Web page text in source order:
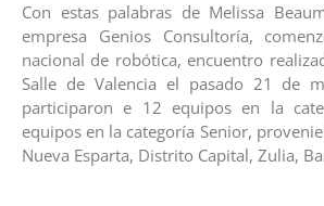
Con estas palabras de Melissa
empresa Genios Consultoría,
nacional de robótica, encuentro
Salle de Valencia el pasado 21 de
participaron e 12 equipos en la
equipos en la categoría Senior,
Nueva Esparta, Distrito Capital, Zulia,